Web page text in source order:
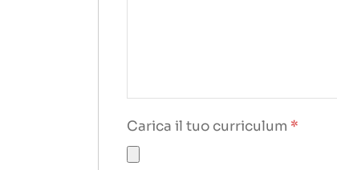
Carica il tuo curriculum *